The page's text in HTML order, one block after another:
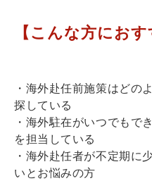
【こんな方におす
・海外赴任前施策はどの
探している
・海外駐在がいつでもで
を担当している
・海外赴任者が不定期に
いとお悩みの方